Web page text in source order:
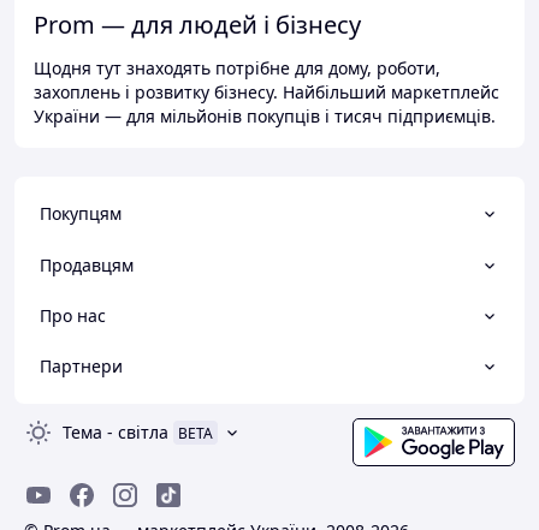
Prom — для людей і бізнесу
Щодня тут знаходять потрібне для дому, роботи,
захоплень і розвитку бізнесу. Найбільший маркетплейс
України — для мільйонів покупців і тисяч підприємців.
Покупцям
Продавцям
Про нас
Партнери
Тема - світла BETA